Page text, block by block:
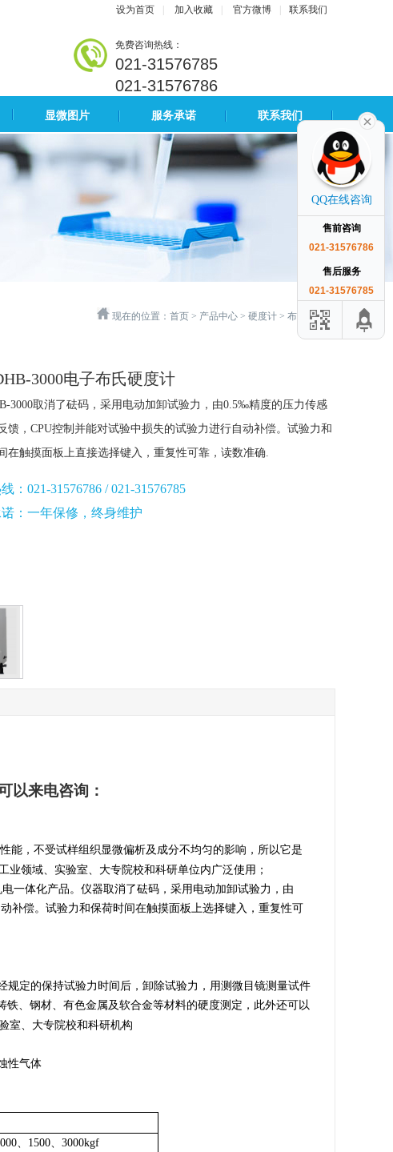
设为首页 加入收藏 官方微博 联系我们
免费咨询热线：
021-31576785
021-31576786
显微图片 服务承诺 联系我们
现在的位置： 首页 > 产品中心 > 硬度计 > 布氏硬度计
3000电子布氏硬度计
3000取消了砝码，采用电动加卸试验力，由0.5‰精度的压力传感
馈，CPU控制并能对试验中损失的试验力进行自动补偿。试验力和
在触摸面板上直接选择键入，重复性可靠，读数准确.
：021-31576786 / 021-31576785
：一年保修，终身维护
以来电咨询：
能，不受试样组织显微偏析及成分不均匀的影响，所以它是
业领域、实验室、大专院校和科研单位内广泛使用 ；
一体化产品。仪器取消了砝码，采用电动加卸试验力，由
补偿。试验力和保荷时间在触摸面板上选择键入，重复性可
定的保持试验力时间后，卸除试验力，用测微目镜测量试件
铁、钢材、有色金属及软合金等材料的硬度测定，此外还可以
室、大专院校和科研机构
性气体
、1500、3000kgf
QQ在线咨询
售前咨询
021-31576786
售后服务
021-31576785